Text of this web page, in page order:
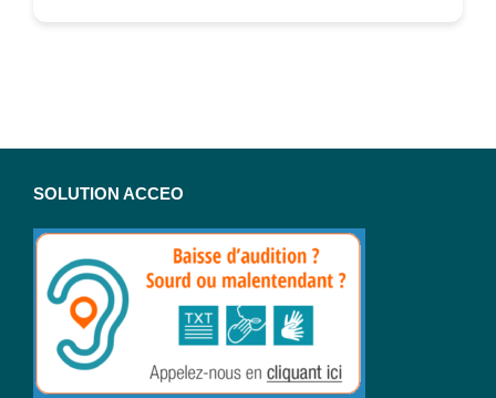
SOLUTION ACCEO